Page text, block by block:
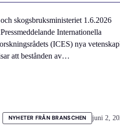
skogsbruksministeriet 1.6.2026
Internationella
(ICES) nya
att bestånden av…
NYHETER FRÅN BRANSCHEN juni 2,